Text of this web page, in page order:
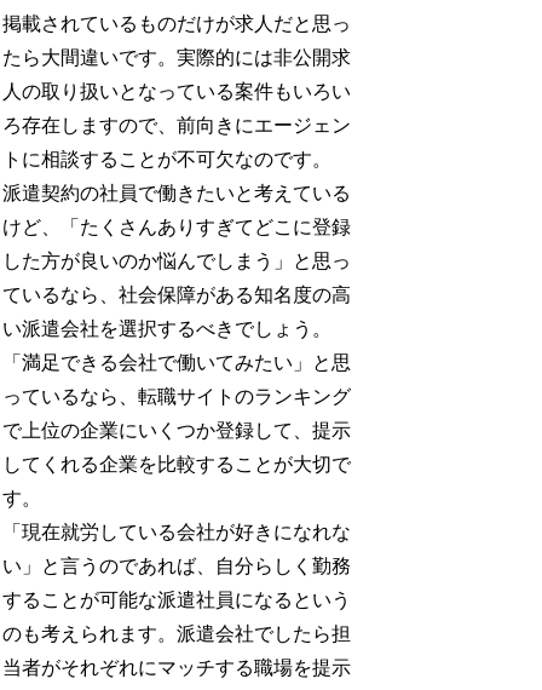
掲載されているものだけが求人だと思っ
たら大間違いです。実際的には非公開求
人の取り扱いとなっている案件もいろい
ろ存在しますので、前向きにエージェン
トに相談することが不可欠なのです。
派遣契約の社員で働きたいと考えている
けど、「たくさんありすぎてどこに登録
した方が良いのか悩んでしまう」と思っ
ているなら、社会保障がある知名度の高
い派遣会社を選択するべきでしょう。
「満足できる会社で働いてみたい」と思
っているなら、転職サイトのランキング
で上位の企業にいくつか登録して、提示
してくれる企業を比較することが大切で
す。
「現在就労している会社が好きになれな
い」と言うのであれば、自分らしく勤務
することが可能な派遣社員になるという
のも考えられます。派遣会社でしたら担
当者がそれぞれにマッチする職場を提示